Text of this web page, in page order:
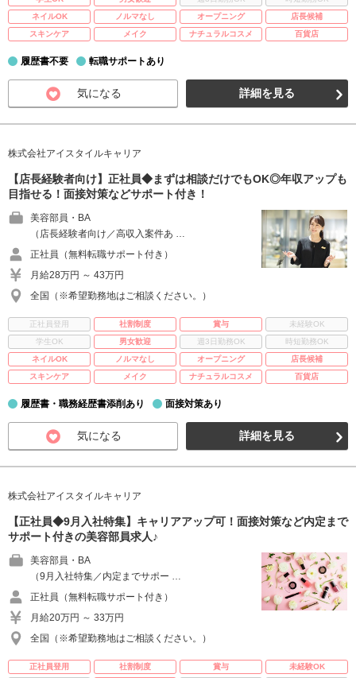
ネイルOK
ノルマなし オープニング
店長候補
スキンケア
メイク ナチュラルコスメ 百貨店
履歴書不要 転職サポートあり
気になる 詳細を見る
株式会社アイスタイルキャリア
【店長経験者向け】正社員◆まずは相談だけでもOK◎年収アップも
目指せる！面接対策などサポート付き！
美容部員・BA
（店長経験者向け／高収入案件あ …
正社員（無料転職サポート付き）
月給28万円 ～ 43万円
全国（※希望勤務地はご相談ください。）
正社員登用 社割制度 賞与
未経験OK
学生OK
男女歓迎 週3日勤務OK
時短勤務OK
ネイルOK
ノルマなし オープニング
店長候補
スキンケア
メイク ナチュラルコスメ 百貨店
履歴書・職務経歴書添削あり 面接対策あり
気になる 詳細を見る
株式会社アイスタイルキャリア
【正社員◆9月入社特集】キャリアアップ可！面接対策など内定まで
サポート付きの美容部員求人♪
美容部員・BA
（9月入社特集／内定までサポー …
正社員（無料転職サポート付き）
月給20万円 ～ 33万円
全国（※希望勤務地はご相談ください。）
正社員登用 社割制度 賞与
未経験OK